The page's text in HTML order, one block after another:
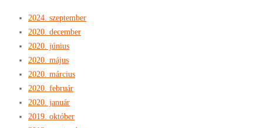
2024. szeptember
2020. december
2020. június
2020. május
2020. március
2020. február
2020. január
2019. október